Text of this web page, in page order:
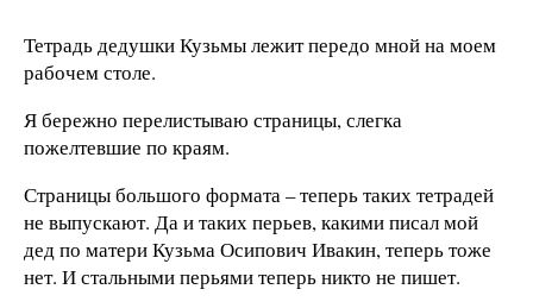
Тетрадь дедушки Кузьмы лежит передо мной на моем
рабочем столе.
Я бережно перелистываю страницы, слегка
пожелтевшие по краям.
Страницы большого формата – теперь таких тетрадей
не выпускают. Да и таких перьев, какими писал мой
дед по матери Кузьма Осипович Ивакин, теперь тоже
нет. И стальными перьями теперь никто не пишет.